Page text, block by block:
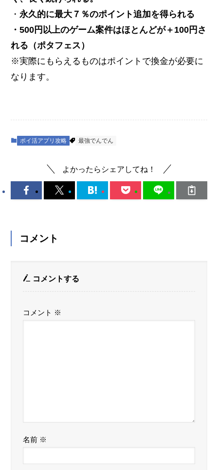
・永久的に最大７％のポイント追加を得られる
・500円以上のゲーム案件はほとんどが＋100円さ
れる（ポタフェス）
※実際にもらえるものはポイントで換金が必要に
なります。
ポイ活アプリ攻略 最強でんでん
よかったらシェアしてね！
コメント
コメントする
コメント ※
名前 ※